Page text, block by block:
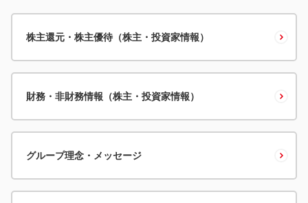
株主還元・株主優待（株主・投資家情報）
財務・非財務情報（株主・投資家情報）
グループ理念・メッセージ